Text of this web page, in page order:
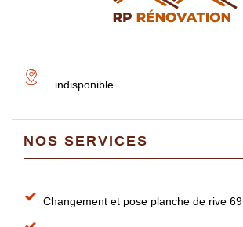
indisponible
NOS SERVICES
Changement et pose planche de rive 69